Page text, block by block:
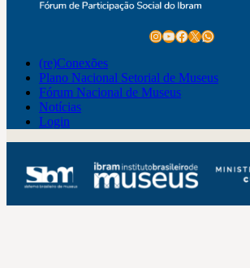
Instagram
Youtube
Facebook
X WhatsApp
(re)Conexões
Plano Nacional Setorial de Museus
Fórum Nacional de Museus
Notícias
Login